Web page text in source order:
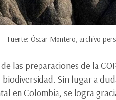
Fuente: Óscar Montero, archivo
las preparaciones de la
Sin lugar a
en Colombia, se logra